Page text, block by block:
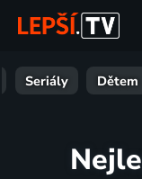
Seriály Dětem